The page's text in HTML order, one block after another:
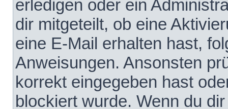
erledigen oder ein
dir mitgeteilt, ob eine
eine E-Mail erhalten hast,
Anweisungen. Ansonsten
korrekt eingegeben hast
blockiert wurde. Wenn du